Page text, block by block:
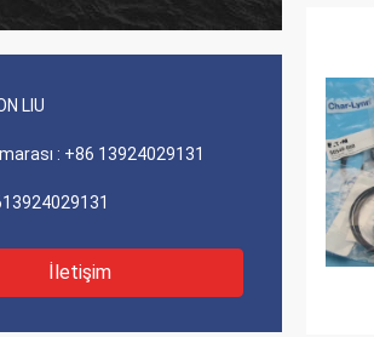
kaliteli mallar, hızlı
ve satın almak için
iletişime geçecek Daha fazla
LIU
: +86 13924029131
İletişim